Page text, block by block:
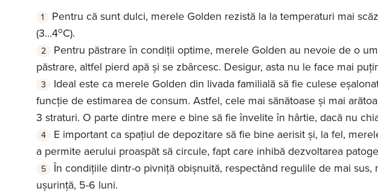
Pentru că sunt dulci, merele Golden rezistă la la temperaturi mai
(3...4oC).
Pentru păstrare în condiții optime, merele Golden au nevoie de o
păstrare, altfel pierd apă și se zbârcesc. Desigur, asta nu le face mai
Ideal este ca merele Golden din livada familială să fie culese
funcție de estimarea de consum. Astfel, cele mai sănătoase și mai
3 straturi. O parte dintre mere e bine să fie învelite în hârtie, dacă nu
E important ca spațiul de depozitare să fie bine aerisit și, la fel,
a permite aerului proaspăt să circule, fapt care inhibă dezvoltarea
În condițiile dintr-o pivniță obișnuită, respectând regulile de mai sus,
ușurință, 5-6 luni.